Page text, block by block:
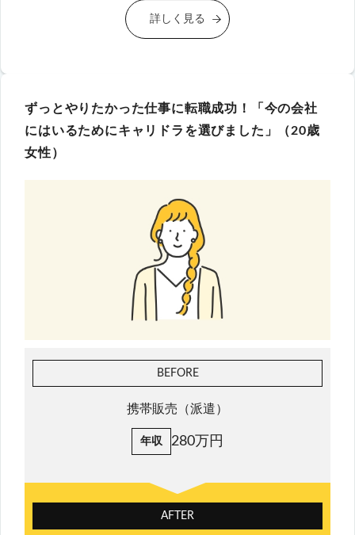
詳しく見る
ずっとやりたかった仕事に転職成功！「今の会社
にはいるためにキャリドラを選びました」（20歳
女性）
BEFORE
携帯販売（派遣）
年収 280万円
AFTER